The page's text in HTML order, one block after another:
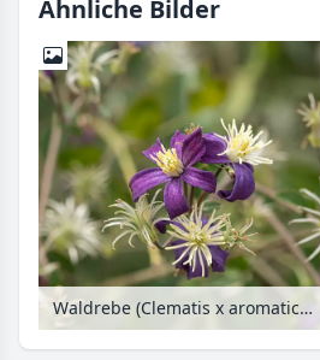
Ähnliche Bilder
Waldrebe (Clematis x aromatica)